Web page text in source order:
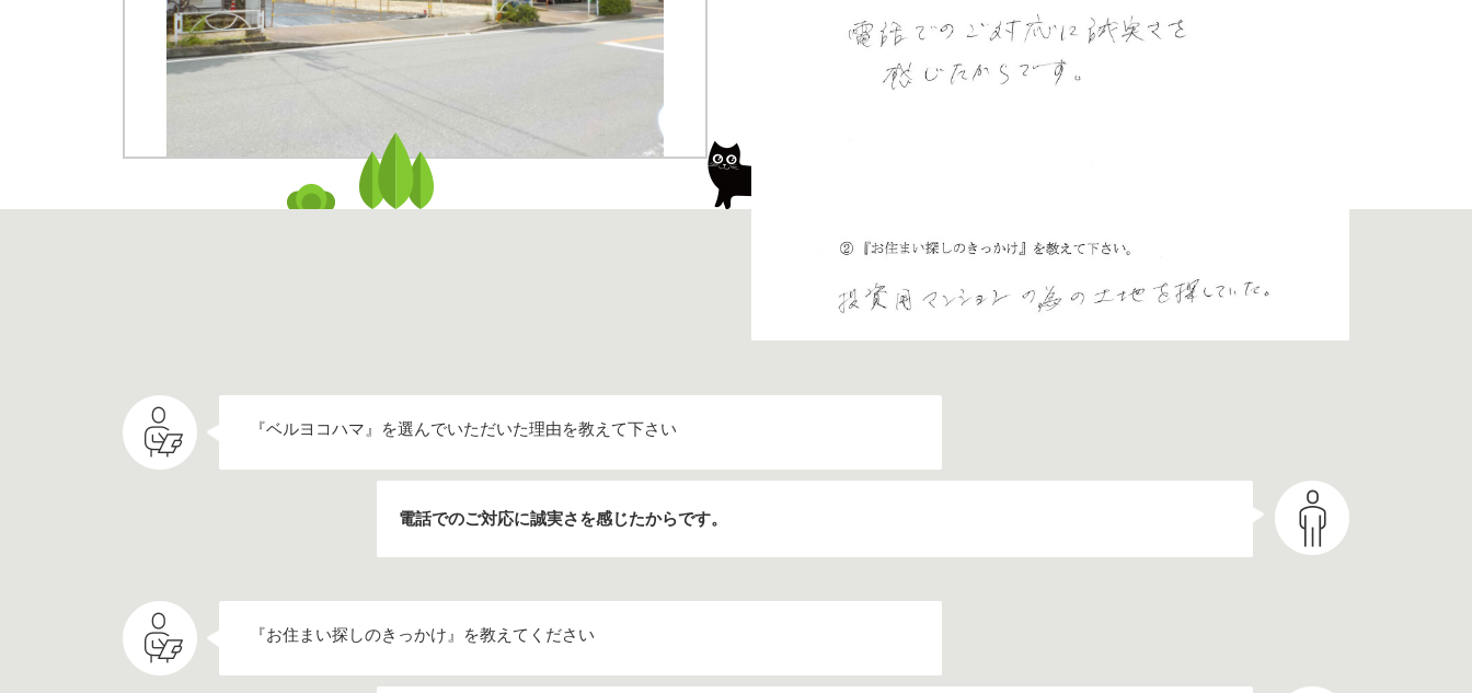
『ベルヨコハマ』を選んでいただいた理由を教えて下さい
電話でのご対応に誠実さを感じたからです。
『お住まい探しのきっかけ』を教えてください